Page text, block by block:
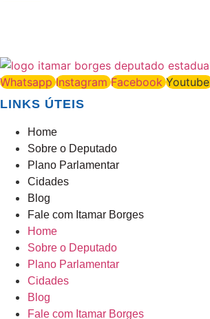
Whatsapp Instagram Facebook Youtube
LINKS ÚTEIS
Home
Sobre o Deputado
Plano Parlamentar
Cidades
Blog
Fale com Itamar Borges
Home
Sobre o Deputado
Plano Parlamentar
Cidades
Blog
Fale com Itamar Borges